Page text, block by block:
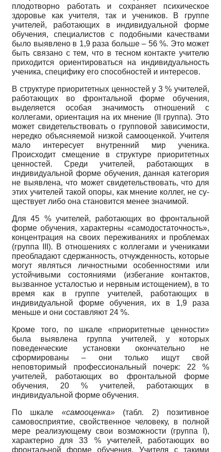
плодотворно работать и сохраняет психическое
здоровье как учителя, так и уче­ников. В группе
учителей, работающих в ин­дивидуальной форме
обучения, специалистов с подобными качествами
было выявлено в 1,9 раза больше – 56 %. Это может
быть свя­зано с тем, что в тесном контакте учителю
приходится ориентироваться на индивидуаль­ность
ученика, специфику его способностей и интересов.
В структуре приоритетных ценностей у 3 % учителей,
работающих во фронтальной форме обучения,
выделяется особая значи­мость отношений с
коллегами, ориентация на их мнение (II группа). Это
может свидетельство­вать о групповой зависимости,
нередко объяс­няемой низкой самооценкой. Учителя
мало ин­тересует внутренний мир ученика.
Происходит смещение в структуре приоритетных
ценностей. Среди учителей, работающих в
индивидуальной форме обучения, данная категория
не выявле­на, что может свидетельствовать, что для
этих учителей такой опоры, как мнение коллег, не су­
ществует либо она становится менее значимой.
Для 45 % учителей, работающих во фрон­тальной
форме обучения, характерны «само­достаточность»,
концентрация на своих пе­реживаниях и проблемах
(группа III). В отно­шениях с коллегами и учениками
преоблада­ют сдержанность, отчужденность, которые
мо­гут являться личностными особенностями или
устойчивыми состояниями (избегание контак­тов,
вызванное усталостью и нервным исто­щением), в то
время как в группе учителей, ра­ботающих в
индивидуальной форме обучения, их в 1,9 раза
меньше и они составляют 24 %.
Кроме того, по шкале «приоритетные цен­ности»
была выявлена группа учителей, у ко­торых
поведенческие установки окончатель­но не
сформированы – они только ищут свой
неповторимый профессиональный почерк: 22 %
учителей, работающих во фронтальной форме
обучения, 20 % учителей, работающих в
индивидуальной форме обучения.
По шкале «самооценка»(табл. 2) позитив­ное
самовосприятие, свойственное человеку, в полной
мере реализующему свои возмож­ности (группа I),
характерно для 33 % учите­лей, работающих во
фронтальной форме обу­чения. Учителя с такими